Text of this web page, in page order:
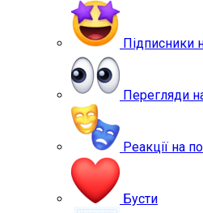
Підписники
Перегляди
Реакції на
Бусти